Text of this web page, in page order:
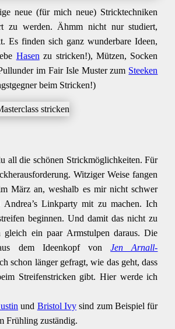
neue (für mich neue) Stricktechniken
zu werden. Ähmm nicht nur studiert,
Es finden sich ganz wunderbare Ideen,
Hasen zu stricken!), Mützen, Socken
im Fair Isle Muster zum Steeken
beim Stricken!)
all die schönen Strickmöglichkeiten. Für
Witziger Weise fangen
März an, weshalb es mir nicht schwer
Linkparty mit zu machen. Ich
beginnen. Und damit das nicht zu
ein paar Armstulpen daraus. Die
dem Ideenkopf vonJen Arnall-
schon länger gefragt, wie das geht, dass
Streifenstricken gibt. Hier werde ich
und Bristol Ivy sind zum Beispiel für
Frühling zuständig.